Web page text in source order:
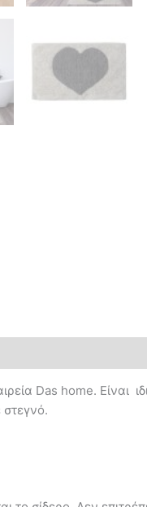
Das home. Είναι